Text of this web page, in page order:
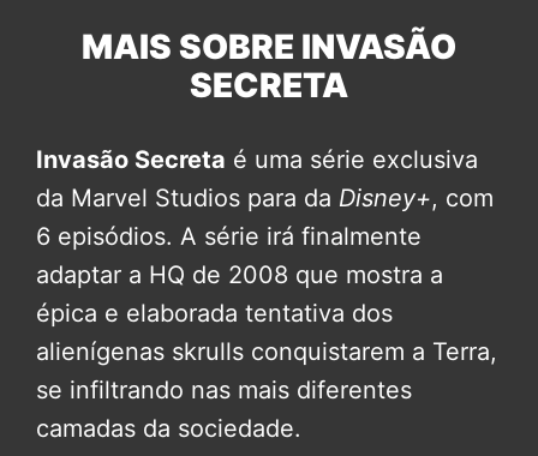
MAIS SOBRE INVASÃO
SECRETA
Invasão Secreta é uma série exclusiva
da Marvel Studios para da Disney+, com
6 episódios. A série irá finalmente
adaptar a HQ de 2008 que mostra a
épica e elaborada tentativa dos
alienígenas skrulls conquistarem a Terra,
se infiltrando nas mais diferentes
camadas da sociedade.